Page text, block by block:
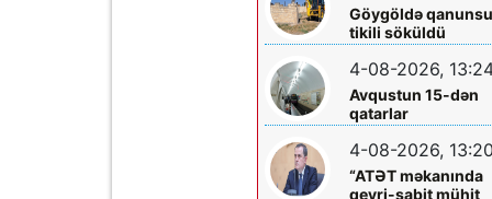
Göygöldə
tikili söküldü
4-08-2026,
Avqustun 15-dən
qatarlar
“Nizami”-“28 May”
arasında
işləməyəcək
4-08-2026, 13:20
“ATƏT məkanında
qeyri-sabit mühit